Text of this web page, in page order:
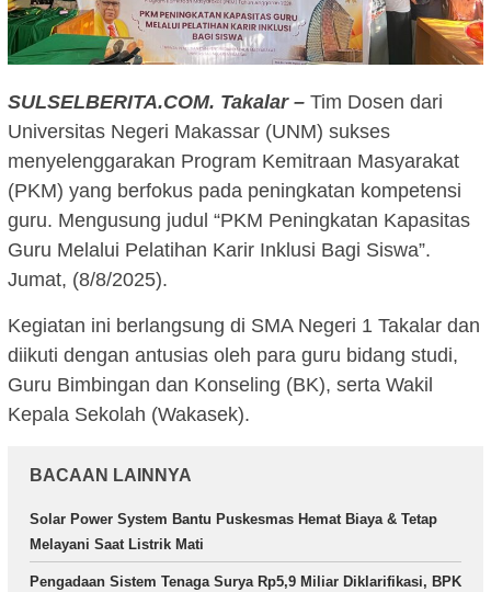
SULSELBERITA.COM. Takalar – Tim Dosen dari
Universitas Negeri Makassar (UNM) sukses
menyelenggarakan Program Kemitraan Masyarakat
(PKM) yang berfokus pada peningkatan kompetensi
guru. Mengusung judul “PKM Peningkatan Kapasitas
Guru Melalui Pelatihan Karir Inklusi Bagi Siswa”.
Jumat, (8/8/2025).
Kegiatan ini berlangsung di SMA Negeri 1 Takalar dan
diikuti dengan antusias oleh para guru bidang studi,
Guru Bimbingan dan Konseling (BK), serta Wakil
Kepala Sekolah (Wakasek).
BACAAN LAINNYA
Solar Power System Bantu Puskesmas Hemat Biaya & Tetap
Melayani Saat Listrik Mati
Pengadaan Sistem Tenaga Surya Rp5,9 Miliar Diklarifikasi, BPK